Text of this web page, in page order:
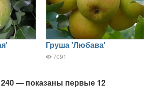
Груша 'Любава'
7091
240 — показаны первые 12